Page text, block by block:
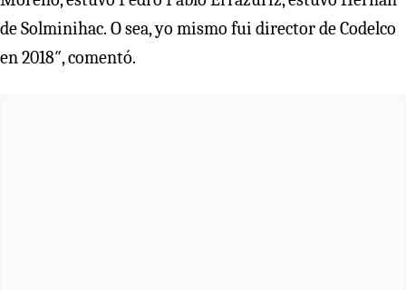
de Solminihac. O sea, yo mismo fui director de Codelco
en 2018″, comentó.